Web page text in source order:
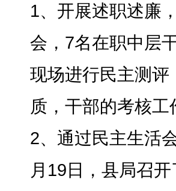
1、开展述职述廉 ，
会，7名在职中层
现场进行民主测
质 ， 干部的考核工
2、通过民主生活
月19日，县局召